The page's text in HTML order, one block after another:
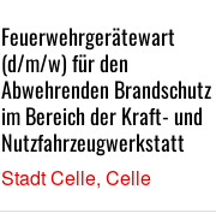
Feuerwehrgerätewart
(d/m/w) für den
Abwehrenden Brandschutz
im Bereich der Kraft- und
Nutzfahrzeugwerkstatt
Stadt Celle, Celle